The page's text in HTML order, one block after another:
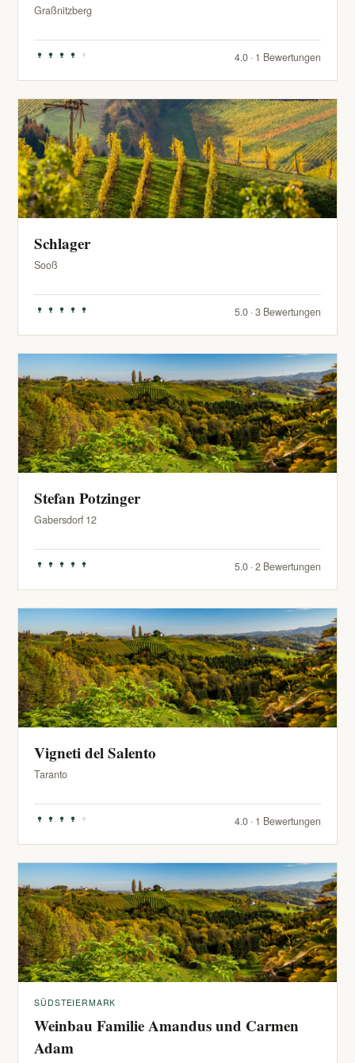
Graßnitzberg
4.0 · 1 Bewertungen
Schlager
Sooß
5.0 · 3 Bewertungen
Stefan Potzinger
Gabersdorf 12
5.0 · 2 Bewertungen
Vigneti del Salento
Taranto
4.0 · 1 Bewertungen
SÜDSTEIERMARK
Weinbau Familie Amandus und Carmen
Adam